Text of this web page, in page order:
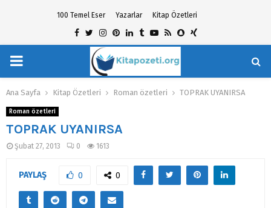
100 Temel Eser Yazarlar Kitap Özetleri
Facebook
TwitterInstagram
Pinterest
Linkedin
TumblrYoutube
RssSnapchat
Xing
PRIMARY
MENU
Ana Sayfa Kitap Özetleri Roman özetleri TOPRAK UYANIRSA
Roman özetleri
TOPRAK UYANIRSA
Şubat 27, 2013 0 1613
PAYLAŞ 0 0